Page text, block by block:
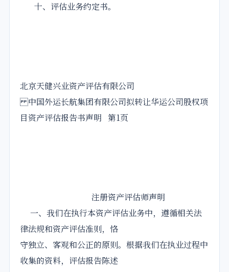
十、评估业务约定书。
北京天健兴业资产评估有限公司
中国外运长航集团有限公司拟转让华运公司股权项
目资产评估报告书声明 第1页
注册资产评估师声明
一、我们在执行本资产评估业务中，遵循相关法
律法规和资产评估准则，恪
守独立、客观和公正的原则。根据我们在执业过程中
收集的资料，评估报告陈述